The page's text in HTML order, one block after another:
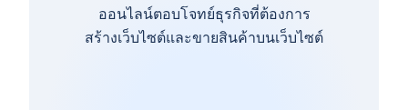
ออนไลน์ตอบโจทย์ธุรกิจที่ต้องการ
สร้างเว็บไซต์และขายสินค้าบนเว็บไซต์